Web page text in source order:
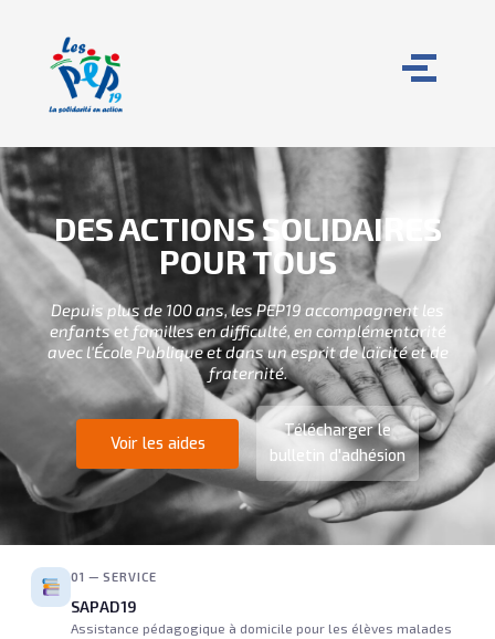
DES ACTIONS SOLIDAIRES
POUR TOUS
Depuis plus de 100 ans, les PEP19 accompagnent les
enfants et familles en difficulté, en complémentarité
avec l'École Publique et dans un esprit de laïcité et de
fraternité.
Voir les aides
Télécharger le
bulletin d'adhésion
01 — SERVICE
SAPAD19
Assistance pédagogique à domicile pour les élèves malades